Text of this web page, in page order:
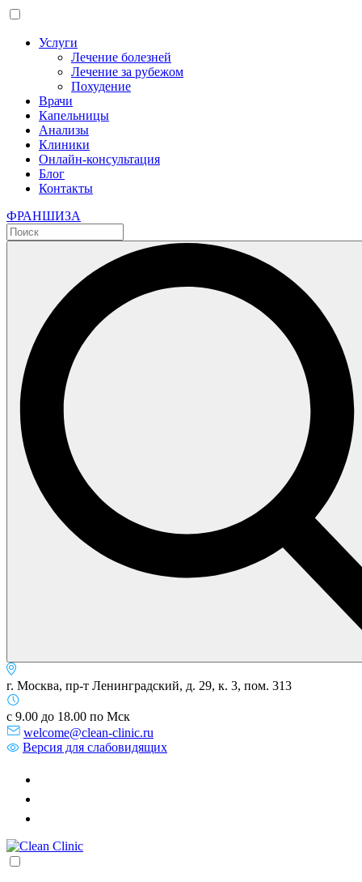
Услуги
Лечение болезней
Лечение за рубежом
Похудение
Врачи
Капельницы
Анализы
Клиники
Онлайн-консультация
Блог
Контакты
ФРАНШИЗА
г. Москва, пр-т Ленинградский, д. 29, к. 3, пом. 313
с 9.00 до 18.00 по Мск
welcome@clean-clinic.ru
Версия для слабовидящих